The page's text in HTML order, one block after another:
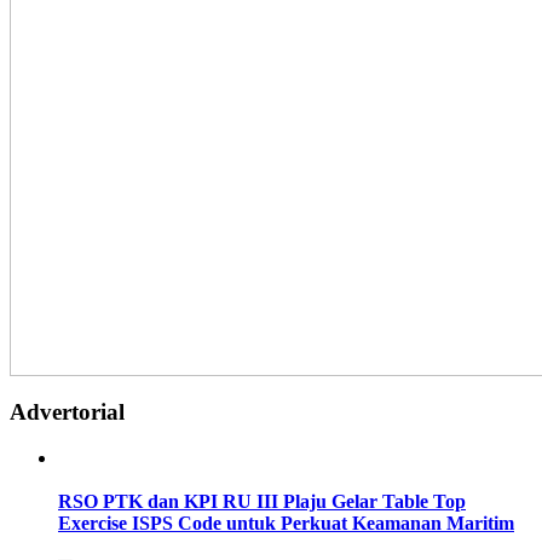
Advertorial
RSO PTK dan KPI RU III Plaju Gelar Table Top
Exercise ISPS Code untuk Perkuat Keamanan Maritim